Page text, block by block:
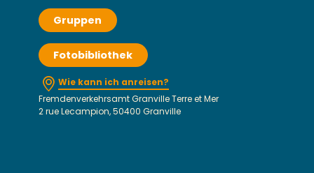
Gruppen
Fotobibliothek
Wie kann ich anreisen?
Fremdenverkehrsamt Granville Terre et Mer
2 rue Lecampion, 50400 Granville